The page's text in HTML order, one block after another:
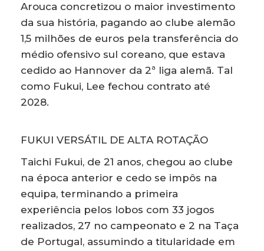
Arouca concretizou o maior investimento
da sua história, pagando ao clube alemão
1,5 milhões de euros pela transferência do
médio ofensivo sul coreano, que estava
cedido ao Hannover da 2ª liga alemã. Tal
como Fukui, Lee fechou contrato até
2028.
FUKUI VERSÁTIL DE ALTA ROTAÇÃO
Taichi Fukui, de 21 anos, chegou ao clube
na época anterior e cedo se impôs na
equipa, terminando a primeira
experiência pelos lobos com 33 jogos
realizados, 27 no campeonato e 2 na Taça
de Portugal, assumindo a titularidade em